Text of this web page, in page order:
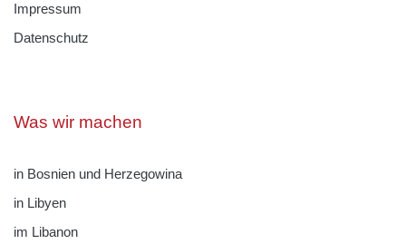
Impressum
Datenschutz
Was wir machen
in Bosnien und Herzegowina
in Libyen
im Libanon